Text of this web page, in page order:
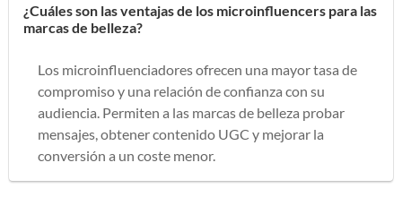
¿Cuáles son las ventajas de los microinfluencers para las
marcas de belleza?
Los microinfluenciadores ofrecen una mayor tasa de
compromiso y una relación de confianza con su
audiencia. Permiten a las marcas de belleza probar
mensajes, obtener contenido UGC y mejorar la
conversión a un coste menor.